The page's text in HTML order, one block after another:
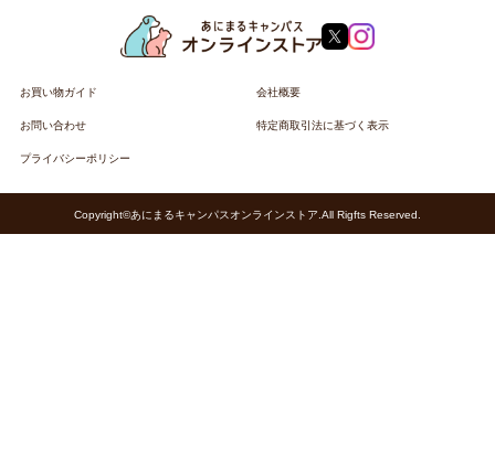
お買い物ガイド 会社概要
お問い合わせ 特定商取引法に基づく表示
プライバシーポリシー
Copyright©あにまるキャンパスオンラインストア.All Rigfts Reserved.